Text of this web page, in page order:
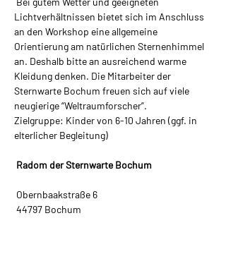
Lichtverhältnissen bietet sich im Anschluss
an den Workshop eine allgemeine
Orientierung am natürlichen Sternenhimmel
an. Deshalb bitte an ausreichend warme
Kleidung denken. Die Mitarbeiter der
Sternwarte Bochum freuen sich auf viele
neugierige “Weltraumforscher”.
Zielgruppe: Kinder von 6-10 Jahren (ggf. in
elterlicher Begleitung)
Radom der Sternwarte Bochum
Obernbaakstraße 6
44797 Bochum